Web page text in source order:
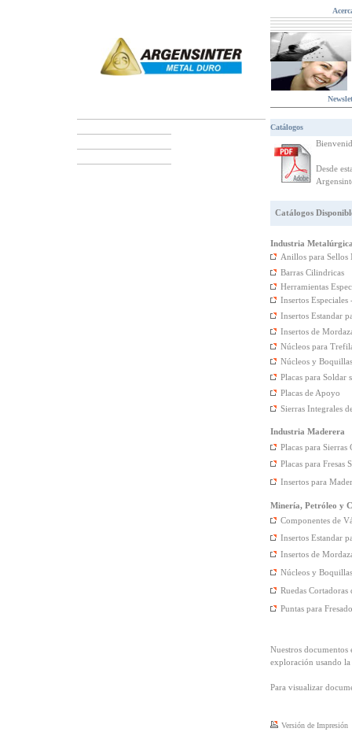
Catálogos
Desde
Catálogos
Industria
Anillos para Sellos
Barras Cilindricas
Herramientas
Insertos
Insertos Estandar
Insertos de
Núcleos para
Núcleos y
Placas para Soldar
Placas de Apoyo
Sierras Integrales
Industria Maderera
Placas para Sierras
Placas para Fresas
Insertos para
Minería, Petróleo y
Componentes de
Insertos Estandar
Insertos de
Núcleos y
Ruedas Cortadoras
Puntas para
Nuestros
exploración usando
Para visualizar
Versión de Impresión